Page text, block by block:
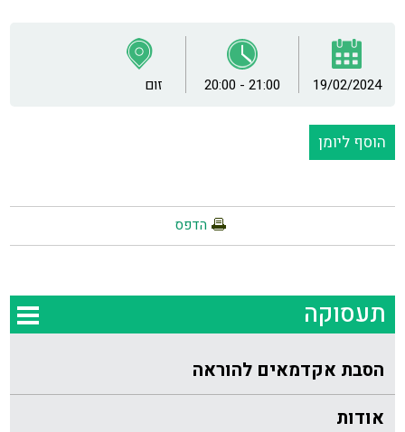
19/02/2024
20:00 - 21:00 זום
הוסף ליומן
הדפס
תעסוקה
הסבת אקדמאים להוראה
אודות